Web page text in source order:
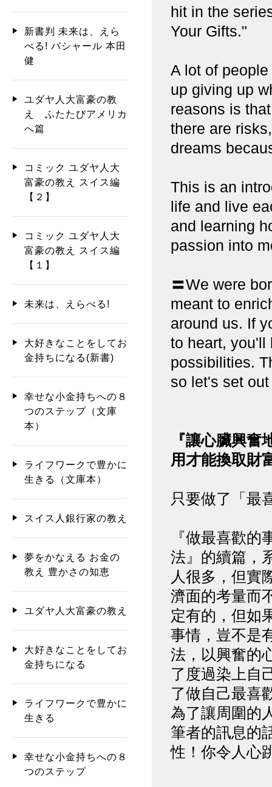
hit in the
Your Gifts."
A lot of
up giving up
reasons is
there are
dreams
This is an
life and live
and learning
passion into
〓We were
meant to
around us. If
to heart, you'll
possibilities.
so let's set
『讓心臟興
用才能換取財
只要做了「最
『做最喜歡
法』的續篇，
人很多，但實
濟面的考量而
定有的，但如
事情，豈不是
法，以興奮的
了度過染上自
了做自己最喜
為了讓周圍的
筆者的訊息的
性！你令人心
新書判 未来は、えら
べる! バシャール 本田
健
ユダヤ人大富豪の教
え ふたたびアメリカ
へ篇
コミック ユダヤ人大
富豪の教え スイス編
【２】
コミック ユダヤ人大
富豪の教え スイス編
【１】
未来は、えらべる!
大好きなことをしてお
金持ちになる(新書)
幸せな小金持ちへの８
つのステップ（文庫
本）
ライフワークで豊かに
生きる（文庫本）
スイス人銀行家の教え
夢をかなえる お金の
教え 豊かさの知恵
ユダヤ人大富豪の教え
大好きなことをしてお
金持ちになる
ライフワークで豊かに
生きる
幸せな小金持ちへの８
つのステップ